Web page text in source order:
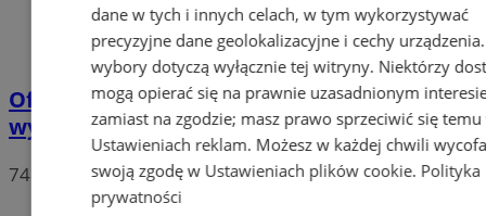
Oficjalne wyniki wyborów: W Chorzowie
wygrywa Rafał Trzaskowski!
74
dane w tych i innych celach, w tym wykorzystywać
precyzyjne dane geolokalizacyjne i cechy
wybory dotyczą wyłącznie tej witryny. Niektórzy
mogą opierać się na prawnie uzasadnionym
zamiast na zgodzie; masz prawo sprzeciwić się temu
Ustawieniach reklam. Możesz w każdej chwili
swoją zgodę w Ustawieniach plików cookie. Polityka
prywatności